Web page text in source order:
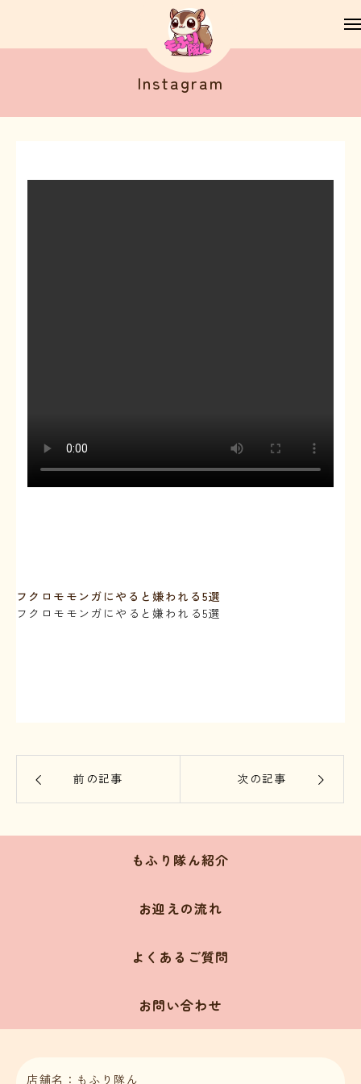
Instagram
フクロモモンガにやると嫌われる5選
フクロモモンガにやると嫌われる5選
前の記事 次の記事
もふり隊ん紹介
お迎えの流れ
よくあるご質問
お問い合わせ
店舗名：もふり隊ん